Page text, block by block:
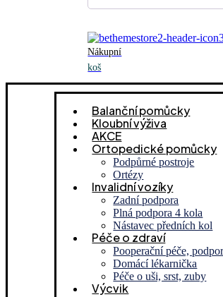
Nákupní
koš
Balanční pomůcky
Kloubní výživa
AKCE
Ortopedické pomůcky
Podpůrné postroje
Ortézy
Invalidní vozíky
Zadní podpora
Plná podpora 4 kola
Nástavec předních kol
Péče o zdraví
Pooperační péče,
Domácí lékarnička
Péče o uši, srst, zuby
Výcvik